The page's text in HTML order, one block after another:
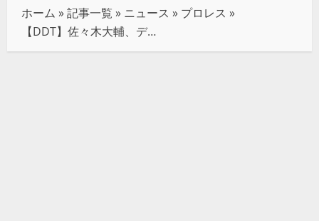
ホーム »記事一覧 » ニュース » プロレス »
【DDT】佐々木大輔、デスペラードとの豪華タッグで20周年興行を勝利で締めくくる！